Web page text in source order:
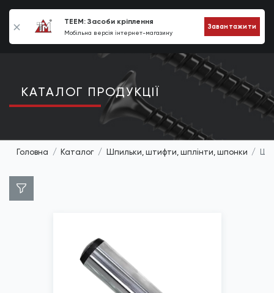
TEEM: Засоби кріплення
Мобільна версія інтернет-магазину
Завантажити
0
КАТАЛОГ ПРОДУКЦIЇ
Головна Каталог Шпильки, штифти, шплінти, шпонки